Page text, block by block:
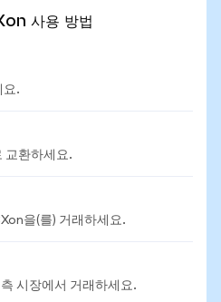
사용 방법
요.
교환하세요.
을(를) 거래하세요.
시장에서 거래하세요.